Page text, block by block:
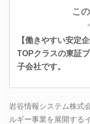
こ
【働きやすい安定
TOPクラスの東証
子会社です。
岩谷情報システム株式
ルギー事業を展開する